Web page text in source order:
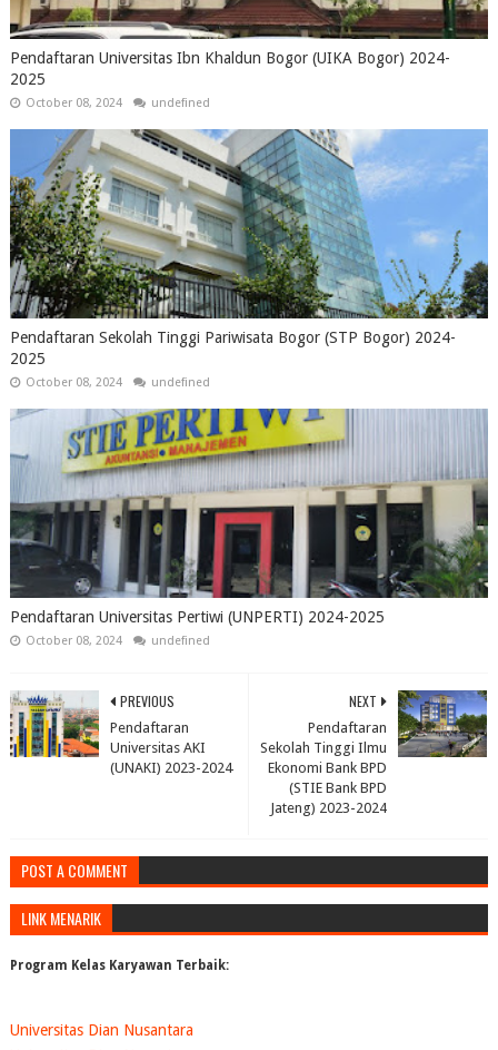
Pendaftaran Universitas Ibn Khaldun Bogor (UIKA Bogor) 2024-
2025
October 08, 2024 undefined
Pendaftaran Sekolah Tinggi Pariwisata Bogor (STP Bogor) 2024-
2025
October 08, 2024 undefined
Pendaftaran Universitas Pertiwi (UNPERTI) 2024-2025
October 08, 2024 undefined
NEXT
Pendaftaran
Sekolah Tinggi Ilmu
Ekonomi Bank BPD
(STIE Bank BPD
Jateng) 2023-2024
PREVIOUS
Pendaftaran
Universitas AKI
(UNAKI) 2023-2024
POST A COMMENT
LINK MENARIK
Program Kelas Karyawan Terbaik:
Universitas Dian Nusantara